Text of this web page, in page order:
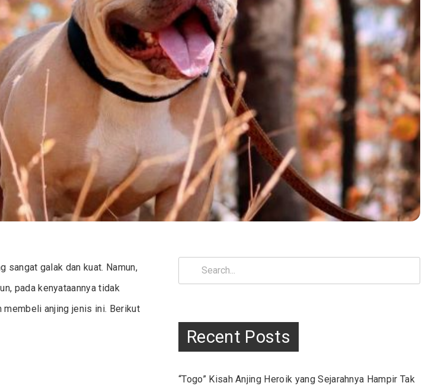
sangat galak dan kuat. Namun,
pada kenyataannya tidak
membeli anjing jenis ini. Berikut
Recent Posts
“Togo” Kisah Anjing Heroik yang Sejarahnya Hampir Tak